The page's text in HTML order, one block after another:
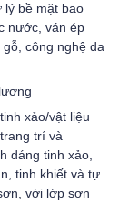
lý bề mặt bao
nước, ván ép
công nghệ da
xảo/vật liệu
trí và
dáng tinh xảo,
tinh khiết và tự
với lớp sơn